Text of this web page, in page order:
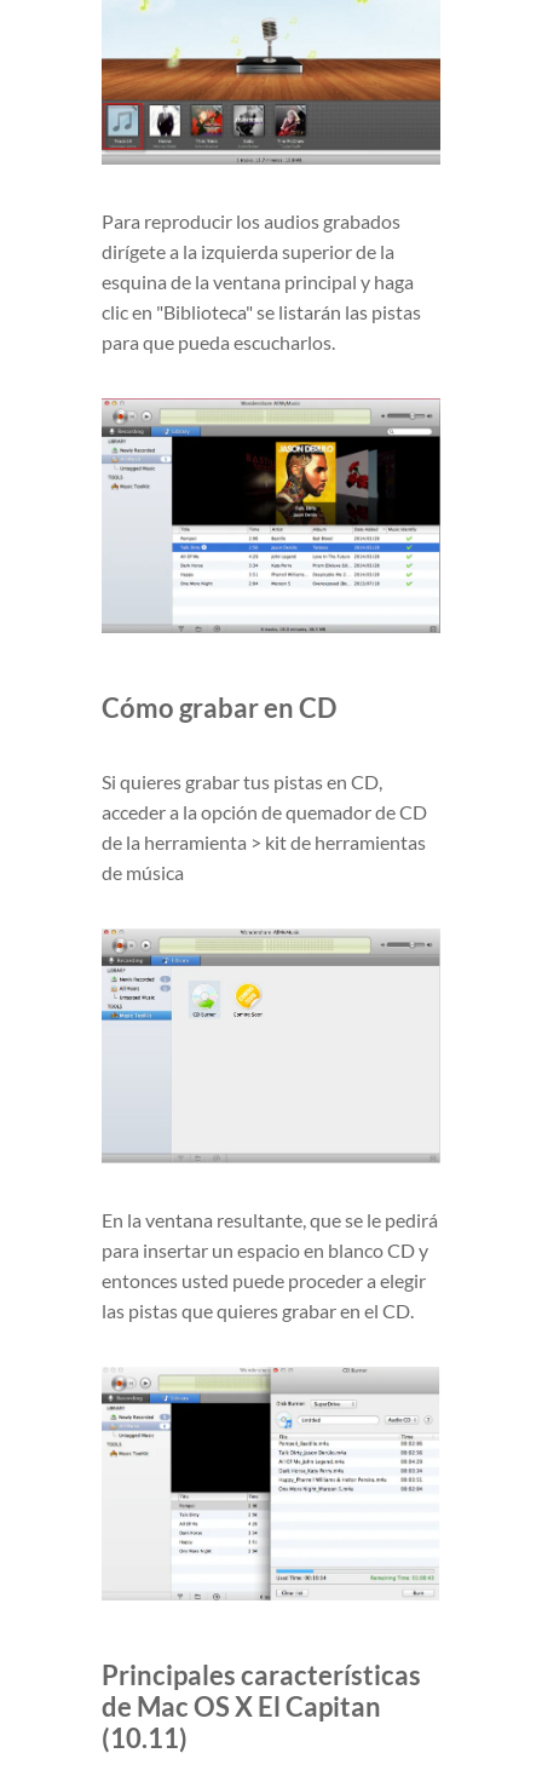
Para reproducir los audios grabados
dirígete a la izquierda superior de la
esquina de la ventana principal y haga
clic en "Biblioteca" se listarán las pistas
para que pueda escucharlos.
Cómo grabar en CD
Si quieres grabar tus pistas en CD,
acceder a la opción de quemador de CD
de la herramienta > kit de herramientas
de música
En la ventana resultante, que se le pedirá
para insertar un espacio en blanco CD y
entonces usted puede proceder a elegir
las pistas que quieres grabar en el CD.
Principales características
de Mac OS X El Capitan
(10.11)